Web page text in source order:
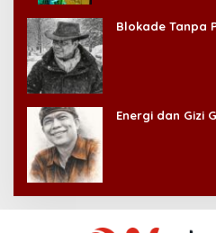
Blokade Tanpa
Energi dan Gizi